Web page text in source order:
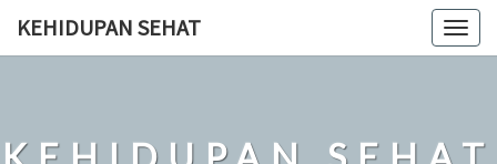
KEHIDUPAN SEHAT